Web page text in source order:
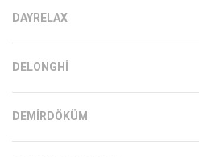
DAYRELAX
DELONGHI
DEMIRDÖKÜM